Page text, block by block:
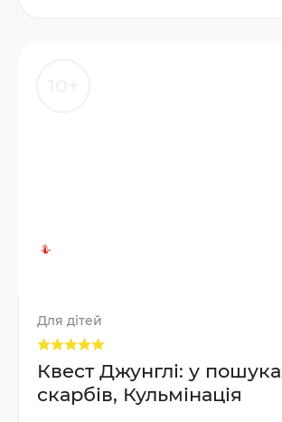
Для дітей
Квест Джунглі: у
скарбів, Кульмінація